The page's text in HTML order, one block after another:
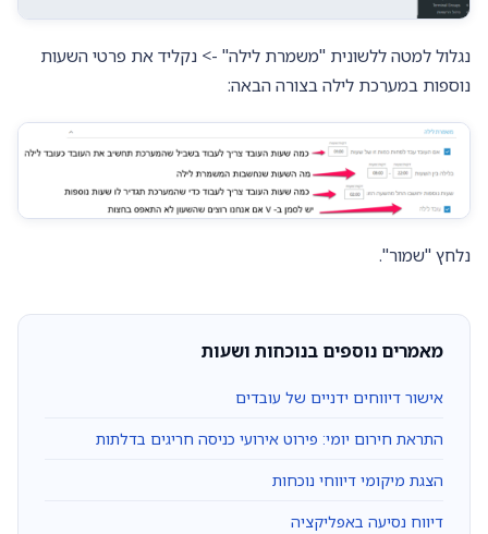
נגלול למטה ללשונית "משמרת לילה" -> נקליד את פרטי השעות
נוספות במערכת לילה בצורה הבאה:
נלחץ "שמור".
מאמרים נוספים בנוכחות ושעות
אישור דיווחים ידניים של עובדים
התראת חירום יומי: פירוט אירועי כניסה חריגים בדלתות
הצגת מיקומי דיווחי נוכחות
דיווח נסיעה באפליקציה